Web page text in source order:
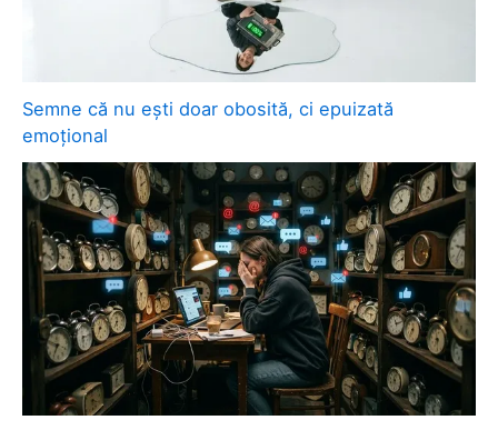
Semne că nu ești doar obosită, ci epuizată
emoțional